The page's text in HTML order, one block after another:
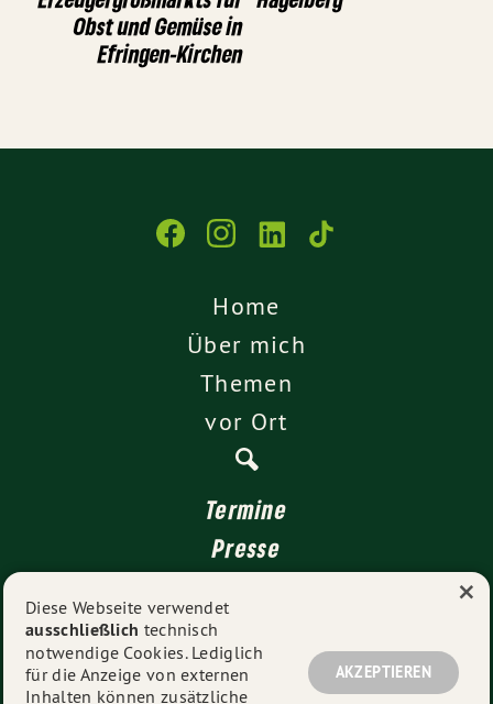
Obst und Gemüse in
Efringen-Kirchen
Home
Über mich
Themen
vor Ort
Termine
Presse
Impressum
Datenschutz
Diese Webseite verwendet
ausschließlich technisch
notwendige Cookies. Lediglich
für die Anzeige von externen
Inhalten können zusätzliche
AKZEPTIEREN
×